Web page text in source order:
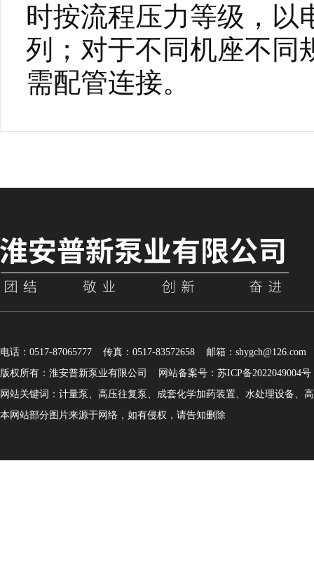
时按流程压力等级，以
列；对于不同机座不同
需配管连接。
电话：0517-87065777 传真：0517-83572658 邮箱：shygch@126.com
版权所有：淮安普新泵业有限公司
网站备案号：苏ICP备2022049004号
网站关键词：计量泵、高压往复泵、成套化学加药装置、水处理设备、
本网站部分图片来源于网络，如有侵权，请告知删除